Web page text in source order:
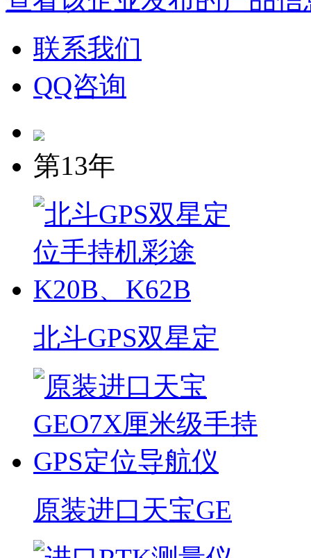
联系我们
QQ咨询
第13年
北斗GPS双星定
原装进口天宝GE